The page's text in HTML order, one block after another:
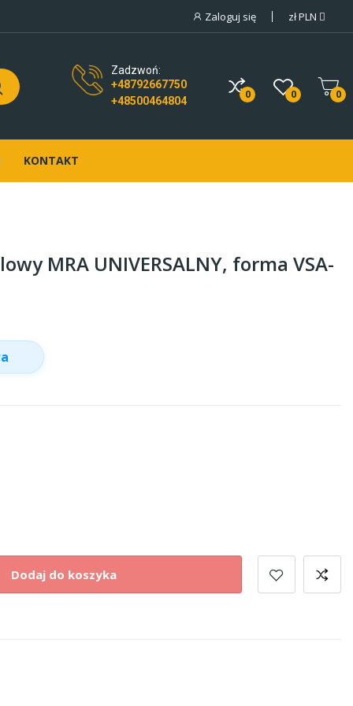
Zaloguj się złPLN
Zadzwoń:
+48792667750
+48500464804
0 0 0
KONTAKT
MRA UNIVERSALNY, forma VSA-
Dodaj do koszyka